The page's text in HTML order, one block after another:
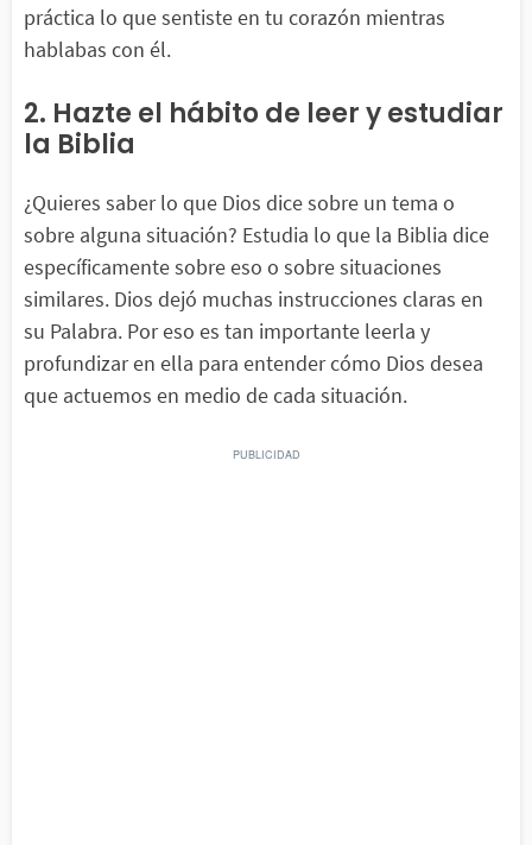
práctica lo que sentiste en tu corazón mientras
hablabas con él.
2. Hazte el hábito de leer y estudiar
la Biblia
¿Quieres saber lo que Dios dice sobre un tema o
sobre alguna situación? Estudia lo que la Biblia dice
específicamente sobre eso o sobre situaciones
similares. Dios dejó muchas instrucciones claras en
su Palabra. Por eso es tan importante leerla y
profundizar en ella para entender cómo Dios desea
que actuemos en medio de cada situación.